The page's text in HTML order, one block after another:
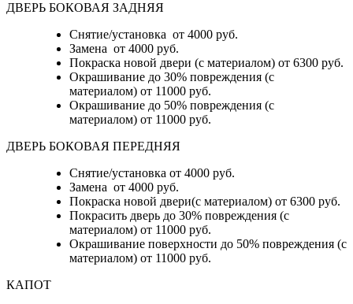
ДВЕРЬ БОКОВАЯ ЗАДНЯЯ
Снятие/установка от 4000 руб.
Замена от 4000 руб.
Покраска новой двери (с материалом) от 6300 руб.
Окрашивание до 30% повреждения (с
материалом) от 11000 руб.
Окрашивание до 50% повреждения (с
материалом) от 11000 руб.
ДВЕРЬ БОКОВАЯ ПЕРЕДНЯЯ
Снятие/установка от 4000 руб.
Замена от 4000 руб.
Покраска новой двери(с материалом) от 6300 руб.
Покрасить дверь до 30% повреждения (с
материалом) от 11000 руб.
Окрашивание поверхности до 50% повреждения (с
материалом) от 11000 руб.
КАПОТ